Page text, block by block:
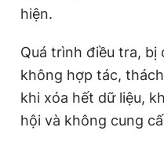
hiện.
Quá trình điều tra, bị
không hợp tác,
khi xóa hết dữ liệu,
hội và không cung